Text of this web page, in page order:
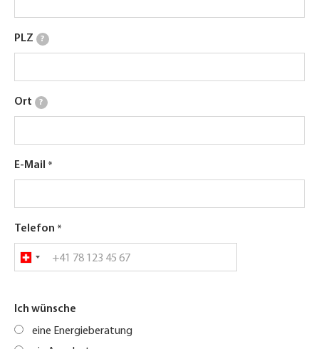
PLZ ?
Ort ?
E-Mail
Telefon
Ich wünsche
eine Energieberatung